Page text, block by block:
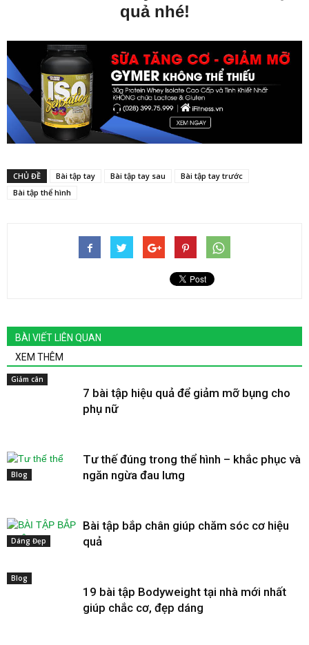
quả nhé!
CHỦ ĐỀ Bài tập tay Bài tập tay sau
Bài tập tay trước
Bài tập thể hình
BÀI VIẾT LIÊN QUAN
XEM THÊM
Giảm cân
7 bài tập hiệu quả để giảm mỡ bụng cho
phụ nữ
Blog
Tư thế đúng trong thể hình – khắc phục và
ngăn ngừa đau lưng
Dáng Đẹp
Bài tập bắp chân giúp chăm sóc cơ hiệu
quả
Blog
19 bài tập Bodyweight tại nhà mới nhất
giúp chắc cơ, đẹp dáng